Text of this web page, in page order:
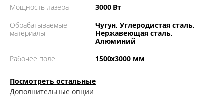
Мощность лазера
3000 Вт
Обрабатываемые
материалы
Чугун, Углеродистая сталь,
Нержавеющая сталь,
Алюминий
Рабочее поле
1500х3000 мм
Посмотреть остальные
Дополнительные опции